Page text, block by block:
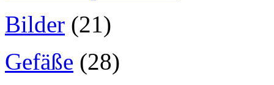
Bilder (21)
Gefäße (28)